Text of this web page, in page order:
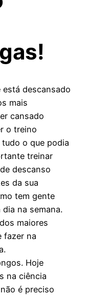
está descansado
mais
cansado
o treino
o que podia
treinar
descanso
da sua
tem gente
na semana.
maiores
fazer na
Hoje
na ciência
é preciso